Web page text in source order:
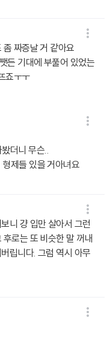
짜증날 거 같아요
든 기대에 부풀어 있었는
죠ㅜㅜ
더니 무슨..
제들 있을 거아녀요
니 걍 입만 살아서 그런
로는 또 비슷한 말 꺼내
립니다. 그럼 역시 아무